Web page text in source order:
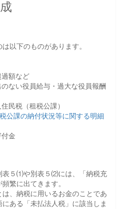
以下のものがあります。
額など
ない役員給与・過大な役員報酬
民税（租税公課）
公課の納付状況等に関する明細
金
表５⑴や別表５⑵には、「納税充
繁に出てきます。
は、納税に用いるお金のことであ
にある「未払法人税」に該当しま